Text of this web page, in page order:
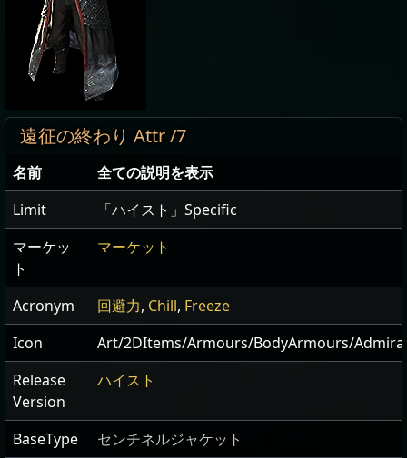
遠征の終わり Attr /7
名前
全ての説明を表示
Limit
「ハイスト」Specific
マーケッ
ト
マーケット
Acronym 回避力, Chill, Freeze
Icon
Art/2DItems/Armours/BodyArmours/
Release
Version
ハイスト
BaseType
センチネルジャケット